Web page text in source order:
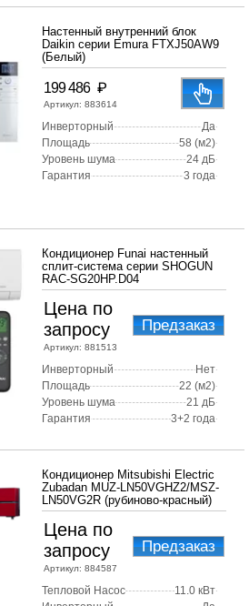
Настенный внутренний блок
Daikin серии Emura FTXJ50AW9
(Белый)
199 486 ₽
Артикул: 883614
Инверторный
Да
Площадь
58 (м2)
Уровень шума
24 дБ
Гарантия
3 года
Кондиционер Funai настенный
сплит-система серии SHOGUN
RAC-SG20HP.D04
Цена по
запросу
Артикул: 881513
Предзаказ
Инверторный
Нет
Площадь
22 (м2)
Уровень шума
21 дБ
Гарантия
3+2 года
Кондиционер Mitsubishi Electric
Zubadan MUZ-LN50VGHZ2/MSZ-
LN50VG2R (рубиново-красный)
Цена по
запросу
Артикул: 884587
Предзаказ
Тепловой Насос
11.0 кВт